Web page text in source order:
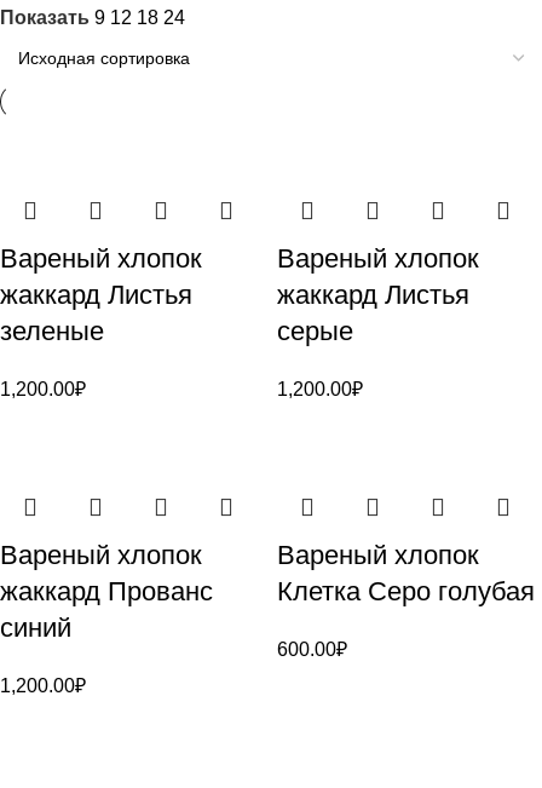
Показать 9 12 18 24
Вареный хлопок
жаккард Листья
зеленые
1,200.00₽
Вареный хлопок
жаккард Листья
серые
1,200.00₽
Вареный хлопок
жаккард Прованс
синий
1,200.00₽
Вареный хлопок
Клетка Серо голубая
600.00₽